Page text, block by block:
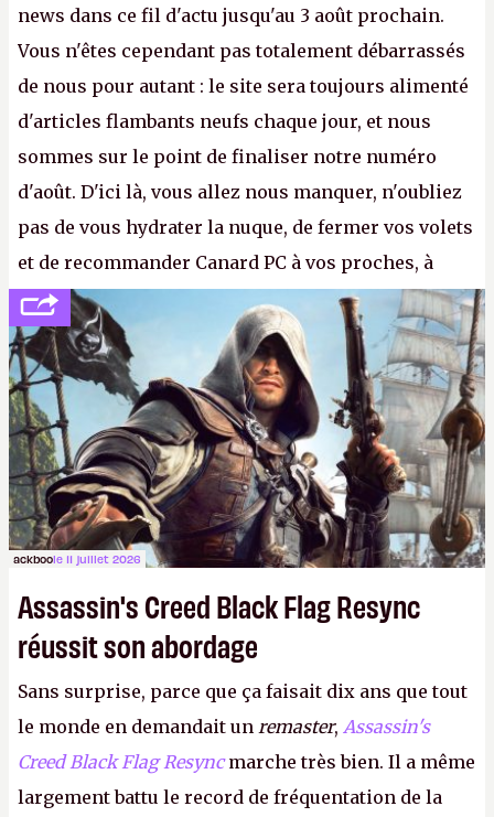
news dans ce fil d'actu jusqu'au 3 août prochain.
Vous n'êtes cependant pas totalement débarrassés
de nous pour autant : le site sera toujours alimenté
d'articles flambants neufs chaque jour, et nous
sommes sur le point de finaliser notre numéro
d'août. D'ici là, vous allez nous manquer, n'oubliez
pas de vous hydrater la nuque, de fermer vos volets
et de recommander Canard PC à vos proches, à
votre famille et aux inconnus que vous croisez
dans la rue. Bon été à tous ! –ER.
ackboole 11 juillet 2026
Assassin's Creed Black Flag Resync
réussit son abordage
Sans surprise, parce que ça faisait dix ans que tout
le monde en demandait un remaster, Assassin's
Creed Black Flag Resyncmarche très bien. Il a même
largement battu le record de fréquentation de la